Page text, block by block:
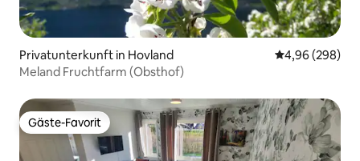
Privatunterkunft in Hovland
4,96 (298)
Meland Fruchtfarm (Obsthof)
Gäste-Favorit
Gäste-Favorit